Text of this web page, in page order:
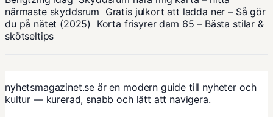
närmaste skyddsrum Gratis julkort att ladda ner – Så gör
du på nätet (2025)
Korta frisyrer dam 65 – Bästa stilar &
skötseltips
nyhetsmagazinet.se är en modern guide till nyheter och
kultur — kurerad, snabb och lätt att navigera.